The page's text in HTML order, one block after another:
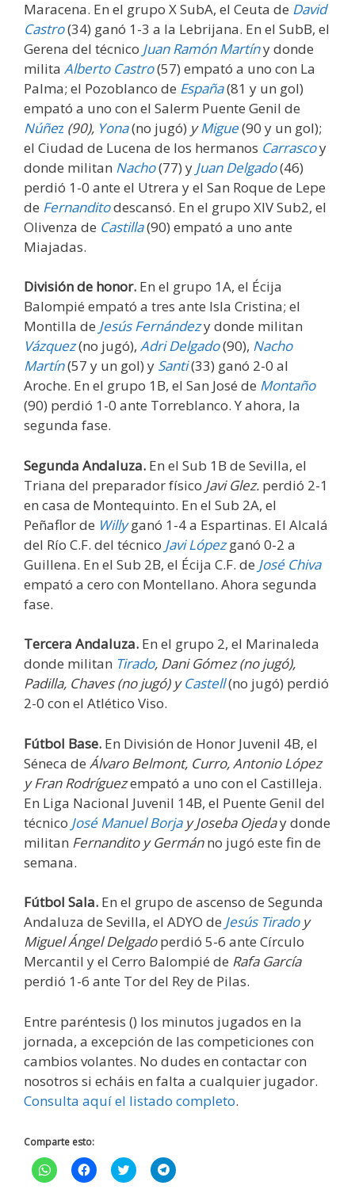
Maracena. En el grupo X SubA, el Ceuta de David
Castro(34) ganó 1-3 a la Lebrijana. En el SubB, el
Gerena del técnico Juan Ramón Martíny donde
milita Alberto Castro(57) empató a uno con La
Palma; el Pozoblanco de España(81 y un gol)
empató a uno con el Salerm Puente Genil de
Núñez (90), Yona(no jugó) yMigue(90 y un gol);
el Ciudad de Lucena de los hermanos Carrascoy
donde militan Nacho(77) y Juan Delgado(46)
perdió 1-0 ante el Utrera y el San Roque de Lepe
de Fernanditodescansó. En el grupo XIV Sub2, el
Olivenza de Castilla(90) empató a uno ante
Miajadas.
División de honor. En el grupo 1A, el Écija
Balompié empató a tres ante Isla Cristina; el
Montilla de Jesús Fernándezy donde militan
Vázquez(no jugó), Adri Delgado(90), Nacho
Martín(57 y un gol) y Santi(33) ganó 2-0 al
Aroche. En el grupo 1B, el San José de Montaño
(90) perdió 1-0 ante Torreblanco. Y ahora, la
segunda fase.
Segunda Andaluza. En el Sub 1B de Sevilla, el
Triana del preparador físico Javi Glez. perdió 2-1
en casa de Montequinto. En el Sub 2A, el
Peñaflor de Willyganó 1-4 a Espartinas. El Alcalá
del Río C.F. del técnico Javi Lópezganó 0-2 a
Guillena. En el Sub 2B, el Écija C.F. de José Chiva
empató a cero con Montellano. Ahora segunda
fase.
Tercera Andaluza. En el grupo 2, el Marinaleda
donde militan Tirado, Dani Gómez (no jugó),
Padilla, Chaves (no jugó) yCastell(no jugó) perdió
2-0 con el Atlético Viso.
Fútbol Base. En División de Honor Juvenil 4B, el
Séneca de Álvaro Belmont, Curro, Antonio López
y Fran Rodríguezempató a uno con el Castilleja.
En Liga Nacional Juvenil 14B, el Puente Genil del
técnico José Manuel Borja y Joseba Ojeday donde
militan Fernandito y Germánno jugó este fin de
semana.
Fútbol Sala. En el grupo de ascenso de Segunda
Andaluza de Sevilla, el ADYO de Jesús Tiradoy
Miguel Ángel Delgadoperdió 5-6 ante Círculo
Mercantil y el Cerro Balompié de Rafa García
perdió 1-6 ante Tor del Rey de Pilas.
Entre paréntesis () los minutos jugados en la
jornada, a excepción de las competiciones con
cambios volantes. No dudes en contactar con
nosotros si echáis en falta a cualquier jugador.
Consulta aquí el listado completo.
Comparte esto:
H
a
H
a
H
a
H
a